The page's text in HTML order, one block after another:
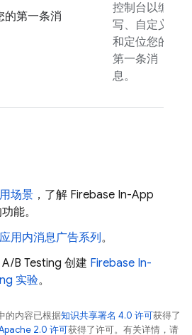
的第一条消
控制台以编
写、自定义
和定位您的
第一条消
息。
场景 ，了解 Firebase In-App
能。
应用内消息广告系列。
B Testing 创建 Firebase In-
实验。
的内容已根据知识共享署名 4.0 许可获得了
2.0 许可获得了许可。有关详情，请